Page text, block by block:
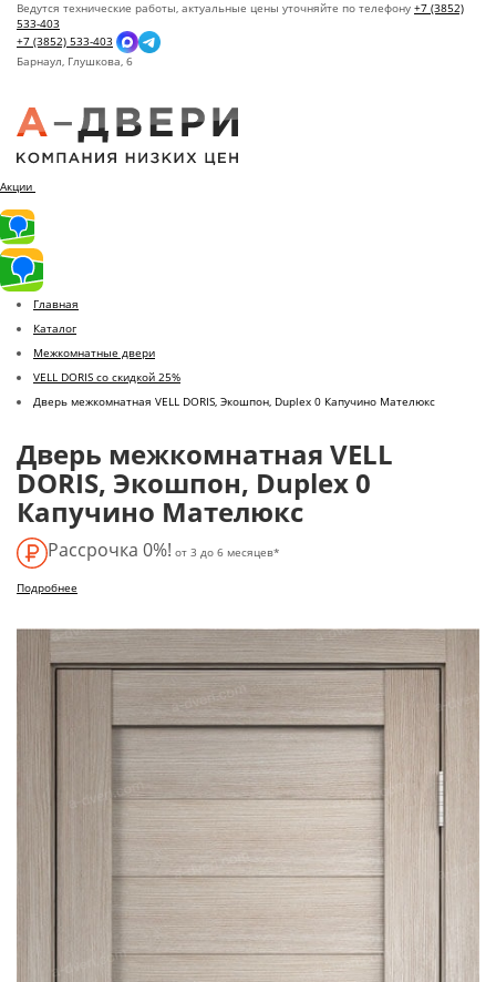
Ведутся технические работы, актуальные цены уточняйте по телефону +7 (3852)
533-403
+7 (3852) 533-403
Барнаул, Глушкова, 6
Акции
Главная
Каталог
Межкомнатные двери
VELL DORIS со скидкой 25%
Дверь межкомнатная VELL DORIS, Экошпон, Duplex 0 Капучино Мателюкс
Дверь межкомнатная VELL
DORIS, Экошпон, Duplex 0
Капучино Мателюкс
Рассрочка 0%! от 3 до 6 месяцев*
Подробнее